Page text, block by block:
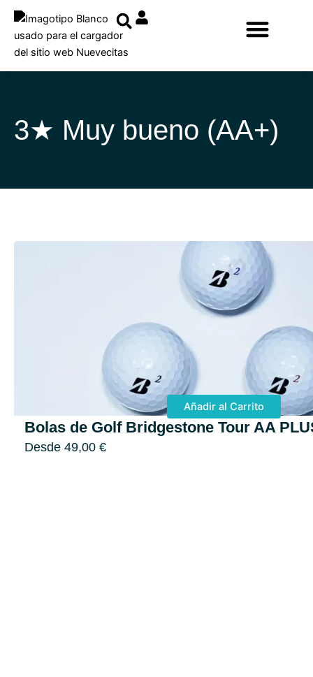
contenido
3★ Muy bueno (AA+)
Añadir al Carrito
Bolas de Golf Bridgestone Tour AA
Desde 49,00 €